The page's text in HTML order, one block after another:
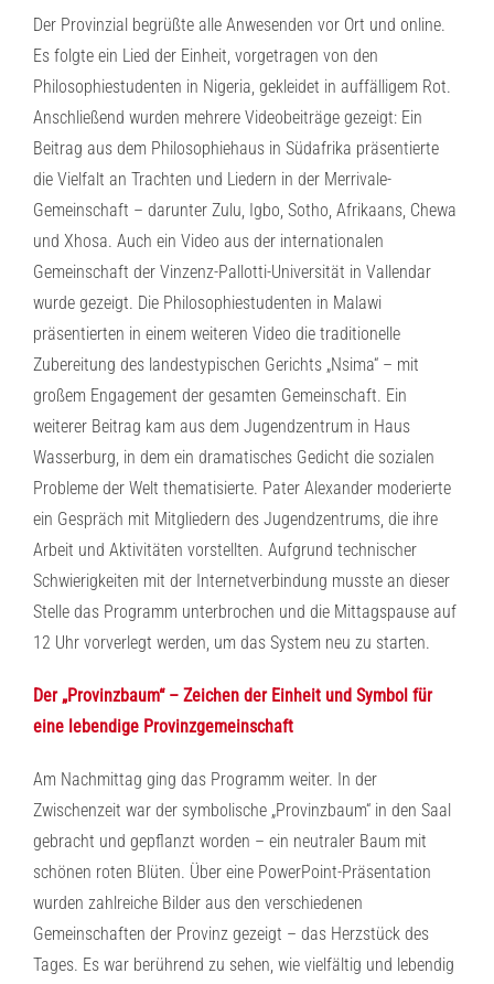
Der Provinzial begrüßte alle Anwesenden vor Ort und online.
Es folgte ein Lied der Einheit, vorgetragen von den
Philosophiestudenten in Nigeria, gekleidet in auffälligem Rot.
Anschließend wurden mehrere Videobeiträge gezeigt: Ein
Beitrag aus dem Philosophiehaus in Südafrika präsentierte
die Vielfalt an Trachten und Liedern in der Merrivale-
Gemeinschaft – darunter Zulu, Igbo, Sotho, Afrikaans, Chewa
und Xhosa. Auch ein Video aus der internationalen
Gemeinschaft der Vinzenz-Pallotti-Universität in Vallendar
wurde gezeigt. Die Philosophiestudenten in Malawi
präsentierten in einem weiteren Video die traditionelle
Zubereitung des landestypischen Gerichts „Nsima“ – mit
großem Engagement der gesamten Gemeinschaft. Ein
weiterer Beitrag kam aus dem Jugendzentrum in Haus
Wasserburg, in dem ein dramatisches Gedicht die sozialen
Probleme der Welt thematisierte. Pater Alexander moderierte
ein Gespräch mit Mitgliedern des Jugendzentrums, die ihre
Arbeit und Aktivitäten vorstellten. Aufgrund technischer
Schwierigkeiten mit der Internetverbindung musste an dieser
Stelle das Programm unterbrochen und die Mittagspause auf
12 Uhr vorverlegt werden, um das System neu zu starten.
Der „Provinzbaum“ – Zeichen der Einheit und Symbol für
eine lebendige Provinzgemeinschaft
Am Nachmittag ging das Programm weiter. In der
Zwischenzeit war der symbolische „Provinzbaum“ in den Saal
gebracht und gepflanzt worden – ein neutraler Baum mit
schönen roten Blüten. Über eine PowerPoint-Präsentation
wurden zahlreiche Bilder aus den verschiedenen
Gemeinschaften der Provinz gezeigt – das Herzstück des
Tages. Es war berührend zu sehen, wie vielfältig und lebendig